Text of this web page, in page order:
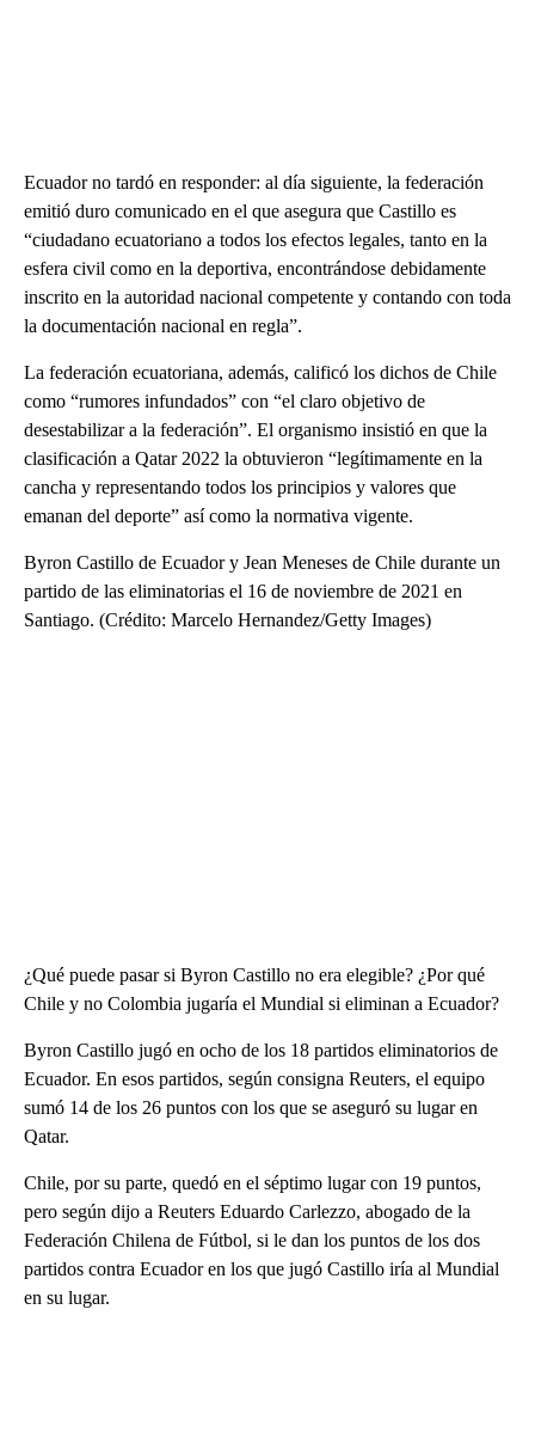
Ecuador no tardó en responder: al día siguiente, la federación
emitió duro comunicado en el que asegura que Castillo es
“ciudadano ecuatoriano a todos los efectos legales, tanto en la
esfera civil como en la deportiva, encontrándose debidamente
inscrito en la autoridad nacional competente y contando con toda
la documentación nacional en regla”.
La federación ecuatoriana, además, calificó los dichos de Chile
como “rumores infundados” con “el claro objetivo de
desestabilizar a la federación”. El organismo insistió en que la
clasificación a Qatar 2022 la obtuvieron “legítimamente en la
cancha y representando todos los principios y valores que
emanan del deporte” así como la normativa vigente.
Byron Castillo de Ecuador y Jean Meneses de Chile durante un
partido de las eliminatorias el 16 de noviembre de 2021 en
Santiago. (Crédito: Marcelo Hernandez/Getty Images)
¿Qué puede pasar si Byron Castillo no era elegible? ¿Por qué
Chile y no Colombia jugaría el Mundial si eliminan a Ecuador?
Byron Castillo jugó en ocho de los 18 partidos eliminatorios de
Ecuador. En esos partidos, según consigna Reuters, el equipo
sumó 14 de los 26 puntos con los que se aseguró su lugar en
Qatar.
Chile, por su parte, quedó en el séptimo lugar con 19 puntos,
pero según dijo a Reuters Eduardo Carlezzo, abogado de la
Federación Chilena de Fútbol, si le dan los puntos de los dos
partidos contra Ecuador en los que jugó Castillo iría al Mundial
en su lugar.